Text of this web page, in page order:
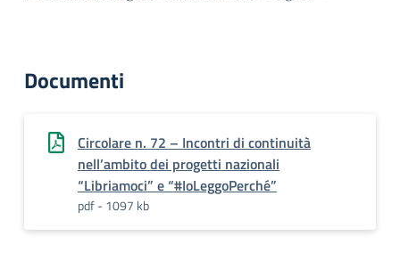
Documenti
Circolare n. 72 – Incontri di continuità
nell’ambito dei progetti nazionali
“Libriamoci” e “#IoLeggoPerché”
pdf - 1097 kb